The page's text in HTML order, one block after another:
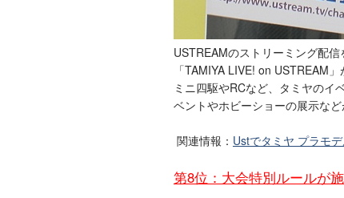
USTREAMのストリーミング配
「TAMIYA LIVE! on USTREAM」
ミニ四駆やRCなど、タミヤのイ
ベントやホビーショーの展示など
関連情報： Ustでタミヤ プラモ
第8位：大会特別ルールが